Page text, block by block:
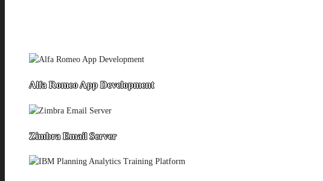
Alfa Romeo App Development
Zimbra Email Server